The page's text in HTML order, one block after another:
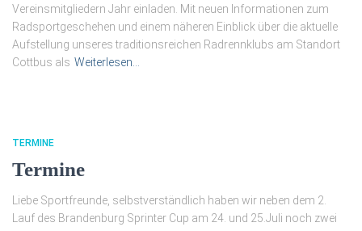
Vereinsmitgliedern Jahr einladen. Mit neuen Informationen zum
Radsportgeschehen und einem näheren Einblick über die aktuelle
Aufstellung unseres traditionsreichen Radrennklubs am Standort
Cottbus als Weiterlesen…
TERMINE
Termine
Liebe Sportfreunde, selbstverständlich haben wir neben dem 2.
Lauf des Brandenburg Sprinter Cup am 24. und 25.Juli noch zwei